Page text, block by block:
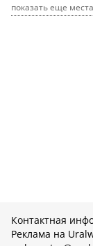
показать еще
Контактная
Реклама на